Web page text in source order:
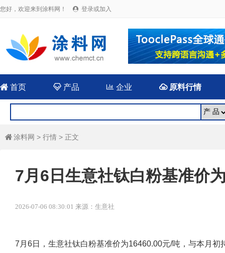
您好，欢迎来到涂料网！  登录或加入
 首页 产品  企业 原料行情
 涂料网 > 行情 > 正文
7月6日生意社钛白粉基准价
2026-07-06 08:30:01 来源：生意社
7月6日，生意社钛白粉基准价为16460.00元/吨，与本月初